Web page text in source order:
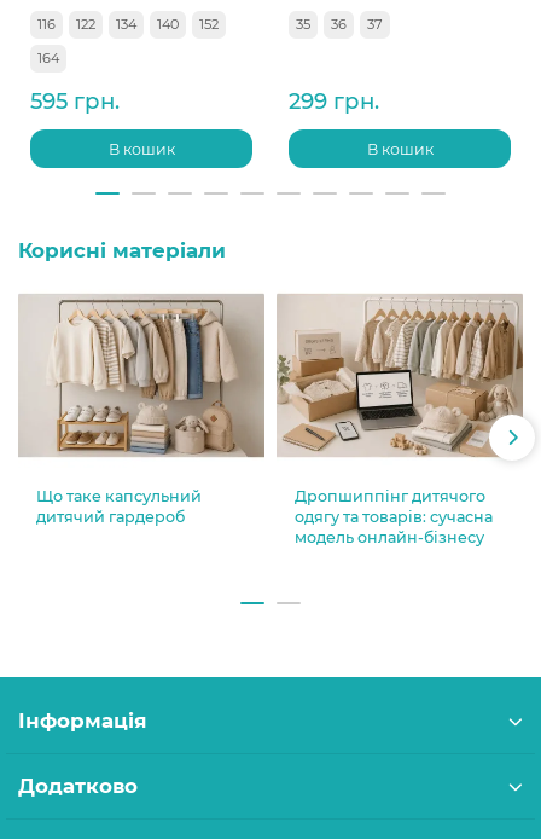
116 122 134 140
152
164
595 грн.
В кошик
35 36 37
299 грн.
В кошик
Корисні матеріали
Що таке капсульний
дитячий гардероб
Дропшиппінг дитячого
одягу та товарів: сучасна
модель онлайн-бізнесу
Інформація
Додатково